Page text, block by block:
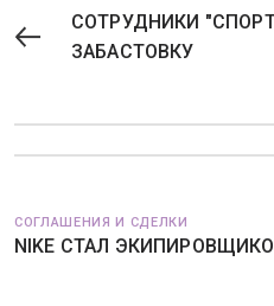
СОТРУДНИКИ
ЗАБАСТОВКУ
СОГЛАШЕНИЯ И СДЕЛКИ
NIKE СТАЛ